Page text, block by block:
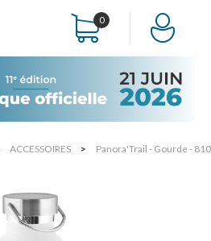
0
ACCESSOIRES >
Panora'Trail - Gourde - 810